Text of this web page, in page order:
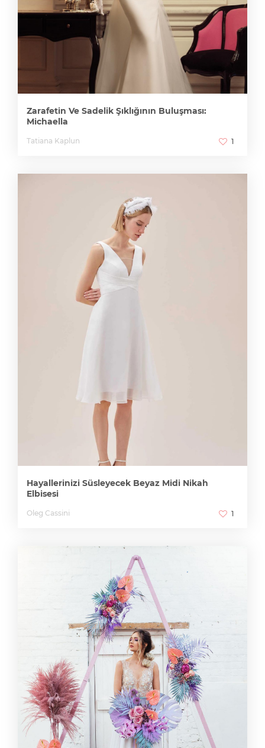
Zarafetin Ve Sadelik Şıklığının Buluşması:
Michaella
Tatiana Kaplun 1
Hayallerinizi Süsleyecek Beyaz Midi Nikah
Elbisesi
Oleg Cassini 1